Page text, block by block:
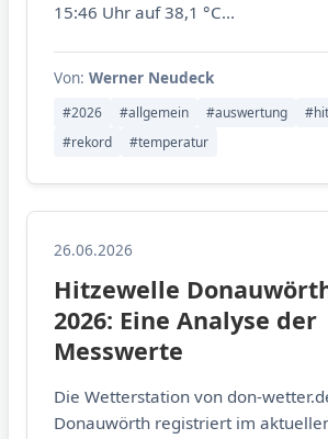
15:46 Uhr auf 38,1 °C...
Von: Werner Neudeck
#2026 #allgemein #auswertung
#rekord
#temperatur
26.06.2026
Hitzewelle
2026: Eine Analyse der
Messwerte
Die Wetterstation von don-
Donauwörth registriert im